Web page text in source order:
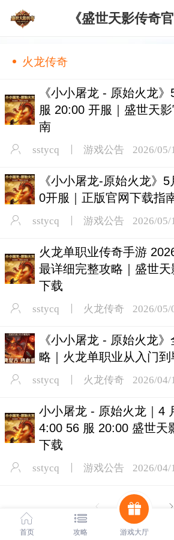
《盛世天影传奇官
火龙传奇
《小小屠龙 - 原始火龙
服 20:00 开服｜盛世天
南
sstycq 游戏公告 2026/05/
《小小屠龙-原始火龙》
0开服｜正版官网下载指
sstycq 游戏公告 2026/05/
火龙单职业传奇手游
最详细完整攻略｜盛世
下载
sstycq 火龙传奇 2026/05/
《小小屠龙 - 原始火龙
略｜火龙单职业从入门
sstycq 火龙传奇 2026/04/
小小屠龙 - 原始火龙｜4
4:00 56 服 20:00 盛世天
下载
sstycq 游戏公告 2026/04/
1/ 4
首页 攻略 游戏大厅